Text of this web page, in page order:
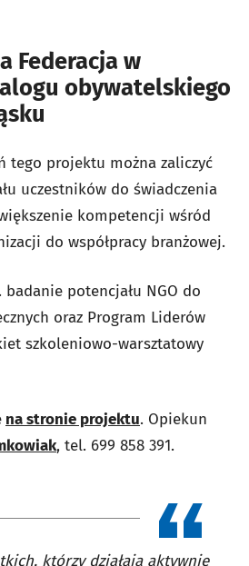
Federacja w
obywatelskiego
tego projektu można zaliczyć
uczestników do świadczenia
kompetencji wśród
do współpracy branżowej.
badanie potencjału NGO do
oraz Program Liderów
szkoleniowo-warsztatowy
na stronie projektu. Opiekun
, tel. 699 858 391.
którzy działają aktywnie